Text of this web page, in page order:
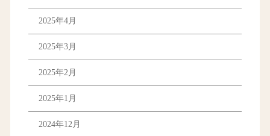
2025年4月
2025年3月
2025年2月
2025年1月
2024年12月